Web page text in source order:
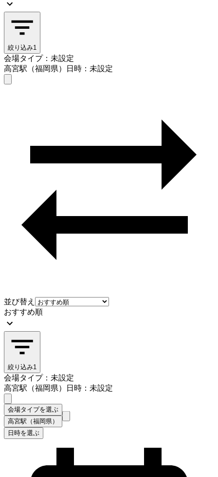
絞り込み1
会場タイプ：未設定
高宮駅（福岡県）
日時：未設定
並び替え
おすすめ順
絞り込み1
会場タイプ：未設定
高宮駅（福岡県）
日時：未設定
会場タイプを選ぶ
高宮駅（福岡県）
日時を選ぶ